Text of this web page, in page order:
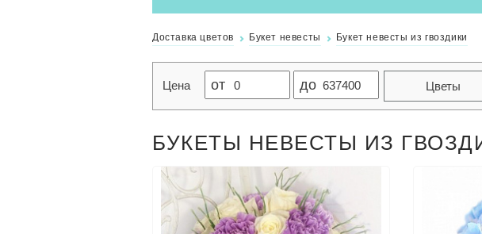
Доставка цветов Букет невесты Букет невесты из гвоздики
Цена от до Цветы
БУКЕТЫ НЕВЕСТЫ ИЗ